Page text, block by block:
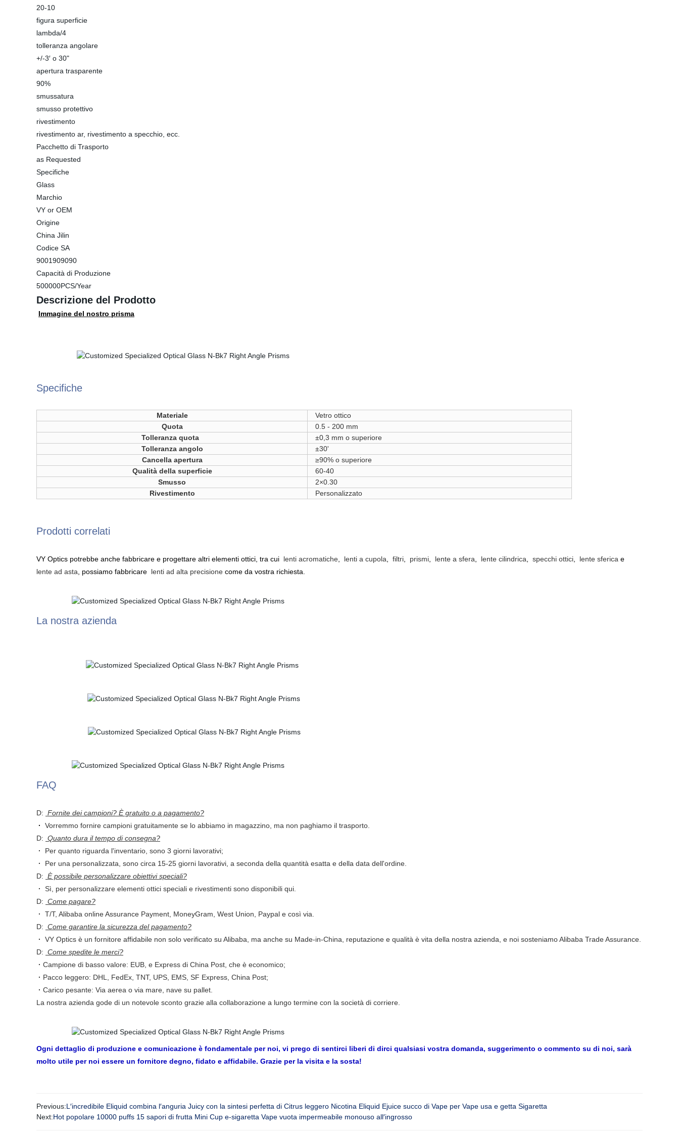
20-10
figura superficie
lambda/4
tolleranza angolare
+/-3′ o 30"
apertura trasparente
90%
smussatura
smusso protettivo
rivestimento
rivestimento ar, rivestimento a specchio, ecc.
Pacchetto di Trasporto
as Requested
Specifiche
Glass
Marchio
VY or OEM
Origine
China Jilin
Codice SA
9001909090
Capacità di Produzione
500000PCS/Year
Descrizione del Prodotto
Immagine del nostro prisma
Specifiche
Materiale
Vetro ottico
Quota
0.5 - 200 mm
Tolleranza quota
±0,3 mm o superiore
Tolleranza angolo
±30'
Cancella apertura
≥90% o superiore
Qualità della superficie
60-40
Smusso
2×0.30
Rivestimento
Personalizzato
Prodotti correlati
VY Optics potrebbe anche fabbricare e progettare altri elementi ottici, tra cui lenti acromatiche lenti a cupola filtri prismi lente a sfera lente cilindrica specchi ottici lente sferica e
lente ad asta , possiamo fabbricare lenti ad alta precisione come da vostra richiesta.
La nostra azienda
FAQ
D: Fornite dei campioni? È gratuito o a pagamento?
·
Vorremmo fornire campioni gratuitamente se lo abbiamo in magazzino, ma non paghiamo il trasporto.
D: Quanto dura il tempo di consegna?
·
Per quanto riguarda l'inventario, sono 3 giorni lavorativi;
·
Per una personalizzata, sono circa 15-25 giorni lavorativi, a seconda della quantità esatta e della data dell'ordine.
D: È possibile personalizzare obiettivi speciali?
· Sì, per personalizzare elementi ottici speciali e rivestimenti sono disponibili qui.
D: Come pagare?
·
T/T, Alibaba online Assurance Payment, MoneyGram, West Union, Paypal e così via.
D: Come garantire la sicurezza del pagamento?
· VY Optics è un fornitore affidabile non solo verificato su Alibaba, ma anche su Made-in-China, reputazione e qualità è vita della nostra azienda, e noi sosteniamo Alibaba Trade Assurance.
D: Come spedite le merci?
· Campione di basso valore: EUB, e Express di China Post, che è economico;
· Pacco leggero: DHL, FedEx, TNT, UPS, EMS, SF Express, China Post;
· Carico pesante: Via aerea o via mare, nave su pallet.
La nostra azienda gode di un notevole sconto grazie alla collaborazione a lungo termine con la società di corriere.
Ogni dettaglio di produzione e comunicazione è fondamentale per noi, vi prego di sentirci liberi di dirci qualsiasi vostra domanda, suggerimento o commento su di noi, sarà
molto utile per noi essere un fornitore degno, fidato e affidabile. Grazie per la visita e la sosta!
Previous:L′incredibile Eliquid combina l′anguria Juicy con la sintesi perfetta di Citrus leggero Nicotina Eliquid Ejuice succo di Vape per Vape usa e getta Sigaretta
Next:Hot popolare 10000 puffs 15 sapori di frutta Mini Cup e-sigaretta Vape vuota impermeabile monouso all′ingrosso